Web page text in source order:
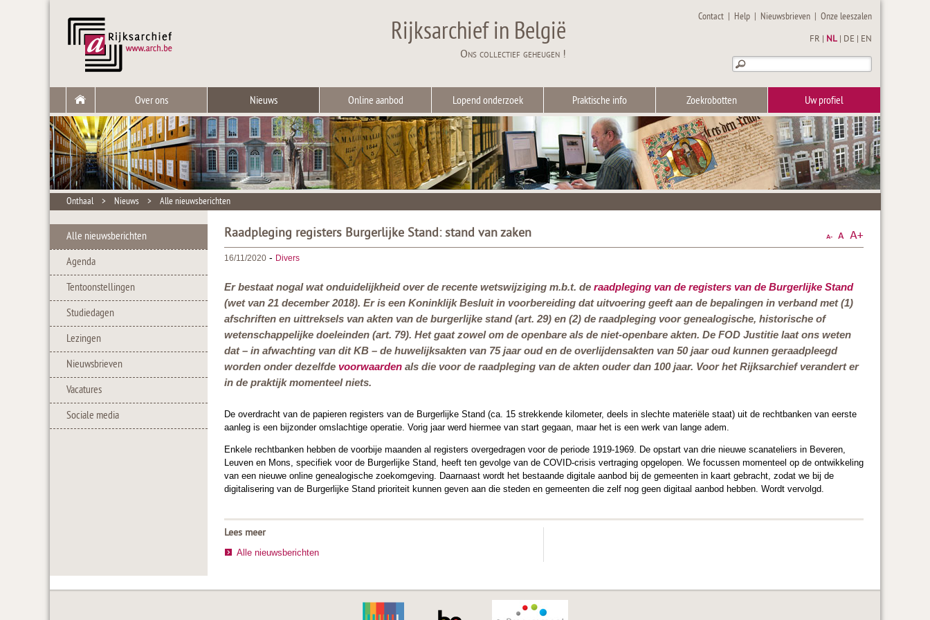
Rijksarchief in België
Ons collectief geheugen !
Contact | Help | Nieuwsbrieven |Onze leeszalen
FR NL DE EN
Over ons Nieuws Online aanbod Lopend onderzoek Praktische info Zoekrobotten Uw profiel
Onthaal > Nieuws > Alle nieuwsberichten
Alle nieuwsberichten
Agenda
Tentoonstellingen
Studiedagen
Lezingen
Nieuwsbrieven
Vacatures
Sociale media
Raadpleging registers Burgerlijke Stand: stand van zaken
16/11/2020 - Divers
Er bestaat nogal wat onduidelijkheid over de recente wetswijziging m.b.t. de raadpleging van de registers van de Burgerlijke Stand
(wet van 21 december 2018). Er is een Koninklijk Besluit in voorbereiding dat uitvoering geeft aan de bepalingen in verband met (1)
afschriften en uittreksels van akten van de burgerlijke stand (art. 29) en (2) de raadpleging voor genealogische, historische of
wetenschappelijke doeleinden (art. 79). Het gaat zowel om de openbare als de niet-openbare akten. De FOD Justitie laat ons weten
dat – in afwachting van dit KB – de huwelijksakten van 75 jaar oud en de overlijdensakten van 50 jaar oud kunnen geraadpleegd
worden onder dezelfde voorwaarden als die voor de raadpleging van de akten ouder dan 100 jaar. Voor het Rijksarchief verandert er
in de praktijk momenteel niets.
De overdracht van de papieren registers van de Burgerlijke Stand (ca. 15 strekkende kilometer, deels in slechte materiële staat) uit de rechtbanken van eerste
aanleg is een bijzonder omslachtige operatie. Vorig jaar werd hiermee van start gegaan, maar het is een werk van lange adem.
Enkele rechtbanken hebben de voorbije maanden al registers overgedragen voor de periode 1919-1969. De opstart van drie nieuwe scanateliers in Beveren,
Leuven en Mons, specifiek voor de Burgerlijke Stand, heeft ten gevolge van de COVID-crisis vertraging opgelopen. We focussen momenteel op de ontwikkeling
van een nieuwe online genealogische zoekomgeving. Daarnaast wordt het bestaande digitale aanbod bij de gemeenten in kaart gebracht, zodat we bij de
digitalisering van de Burgerlijke Stand prioriteit kunnen geven aan die steden en gemeenten die zelf nog geen digitaal aanbod hebben. Wordt vervolgd.
Lees meer
Alle nieuwsberichten